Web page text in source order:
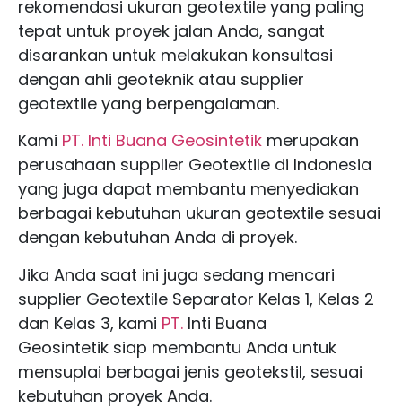
rekomendasi ukuran geotextile yang paling
tepat untuk proyek jalan Anda, sangat
disarankan untuk melakukan konsultasi
dengan ahli geoteknik atau supplier
geotextile yang berpengalaman.
Kami PT. Inti Buana Geosintetik merupakan
perusahaan supplier Geotextile di Indonesia
yang juga dapat membantu menyediakan
berbagai kebutuhan ukuran geotextile sesuai
dengan kebutuhan Anda di proyek.
Jika Anda saat ini juga sedang mencari
supplier Geotextile Separator Kelas 1, Kelas 2
dan Kelas 3, kami PT. Inti Buana
Geosintetik siap membantu Anda untuk
mensuplai berbagai jenis geotekstil, sesuai
kebutuhan proyek Anda.